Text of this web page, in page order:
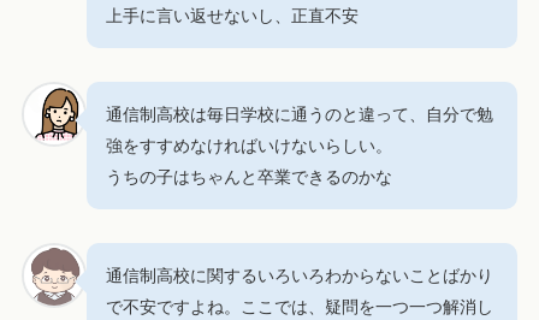
上手に言い返せないし、正直不安
通信制高校は毎日学校に通うのと違って、自分で勉
強をすすめなければいけないらしい。
うちの子はちゃんと卒業できるのかな
通信制高校に関するいろいろわからないことばかり
で不安ですよね。ここでは、疑問を一つ一つ解消し